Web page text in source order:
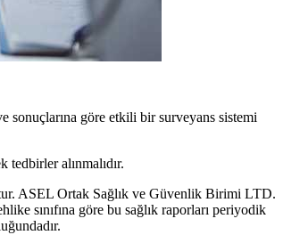
sonuçlarına göre etkili bir surveyans sistemi
tedbirler alınmalıdır.
ASEL Ortak Sağlık ve Güvenlik Birimi LTD.
sınıfına göre bu sağlık raporları periyodik